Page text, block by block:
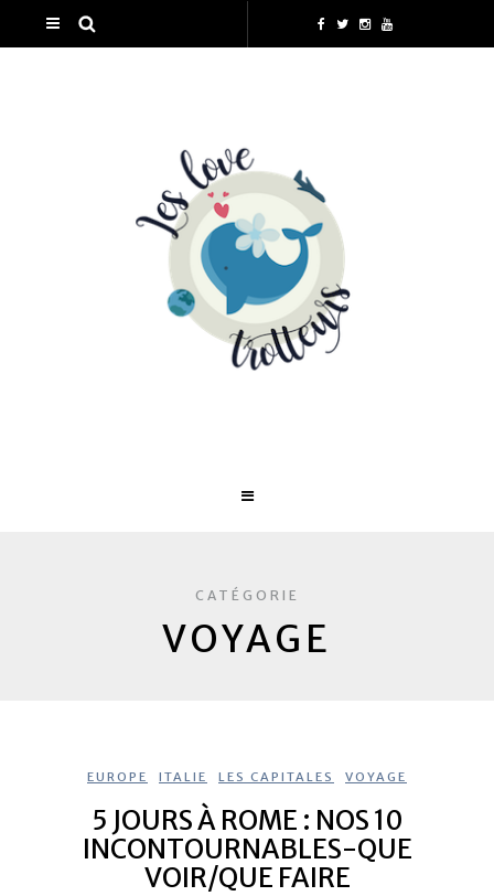
CATÉGORIE
VOYAGE
EUROPE ITALIE LES CAPITALES VOYAGE
5 JOURS À ROME : NOS 10
INCONTOURNABLES-QUE
VOIR/QUE FAIRE